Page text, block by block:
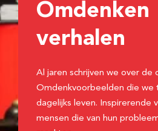
Omdenken
verhalen
Al jaren schrijven we over de
Omdenkvoorbeelden die we
dagelijks leven. Inspirerende
mensen die van hun